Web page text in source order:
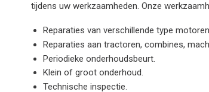
tijdens uw werkzaamheden. Onze
Reparaties van verschillende type
Reparaties aan tractoren, combines,
Periodieke onderhoudsbeurt.
Klein of groot onderhoud.
Technische inspectie.